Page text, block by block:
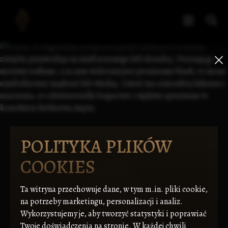
POLITYKA PLIKÓW
COOKIES
Ta witryna przechowuje dane, w tym m.in. pliki cookie,
na potrzeby marketingu, personalizacji i analiz.
Wykorzystujemy je, aby tworzyć statystyki i poprawiać
Twoje doświadczenia na stronie. W każdej chwili